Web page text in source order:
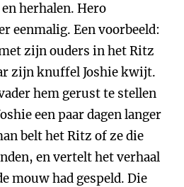
herhalen. Hero
eenmalig. Een voorbeeld:
zijn ouders in het Ritz
zijn knuffel Joshie kwijt.
hem gerust te stellen
een paar dagen langer
belt het Ritz of ze die
en vertelt het verhaal
mouw had gespeld. Die